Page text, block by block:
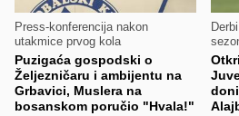
Press-konferencija nakon
utakmice prvog kola
Puzigaća gospodski o
Željezničaru i ambijentu na
Grbavici, Muslera na
bosanskom poručio "Hvala!"